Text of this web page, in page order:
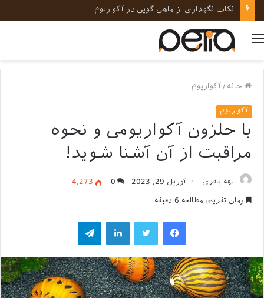
نکات نگهداری از ماهی گوپی در آکواریوم
منو
خانه /آکواریوم
آکواریوم
با حلزون آکواریومی و نحوه
مراقبت از آن آشنا شوید!
الهه باقری آوریل 29, 2023 0
4,273
زمان تقریبی مطالعه 6 دقیقه
فیسبوکتوییتر لینکداینتلگرام